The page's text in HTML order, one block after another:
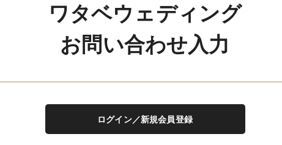
ワタベウェディング
お問い合わせ入力
ログイン／新規会員登録